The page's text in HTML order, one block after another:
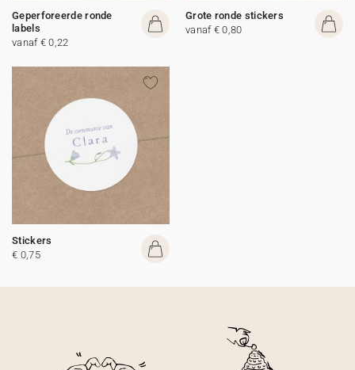
Geperforeerde ronde
labels
vanaf € 0,22
Grote ronde stickers
vanaf € 0,80
Stickers
€ 0,75